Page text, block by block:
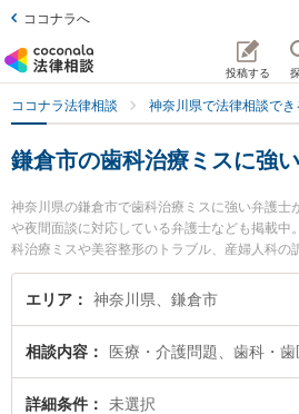
ココナラへ
投稿する
ココナラ法律相談 神奈川県で法律相談でき
鎌倉市の歯科治療ミスに強
神奈川県の鎌倉市で歯科治療ミスに強い弁護士
や夜間面談に対応している弁護士なども掲載中
科治療ミスや美容整形のトラブル、産婦人科の
み検索もでき便利です。特にきむら法律事務所
法律事務所の福島 史恵弁護士のプロフィール
くの弁護士を検索したい』『初回相談無料で歯
倉市内の弁護士に相談予約したい』などでお困
す。
エリア 神奈川県、鎌倉市
相談内容 医療・介護問題、歯科・
詳細条件 未選択